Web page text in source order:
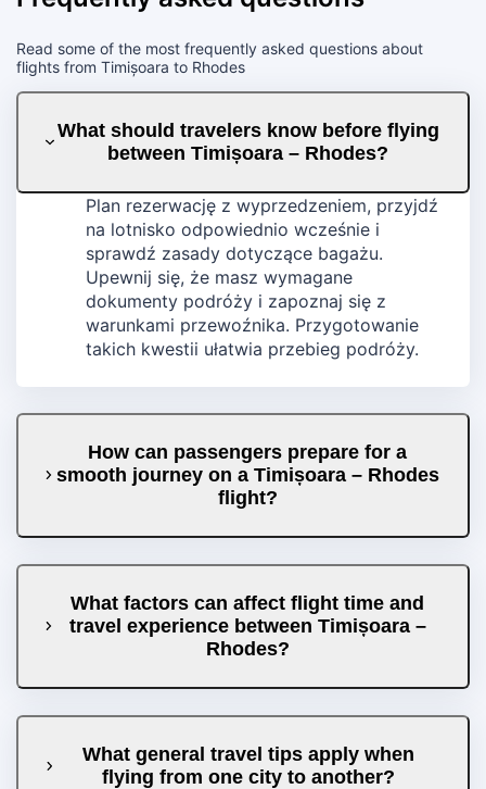
Read some of the most frequently asked questions about
flights from Timișoara to Rhodes
What should travelers know before flying
between Timișoara – Rhodes?
Plan rezerwację z wyprzedzeniem, przyjdź
na lotnisko odpowiednio wcześnie i
sprawdź zasady dotyczące bagażu.
Upewnij się, że masz wymagane
dokumenty podróży i zapoznaj się z
warunkami przewoźnika. Przygotowanie
takich kwestii ułatwia przebieg podróży.
How can passengers prepare for a
smooth journey on a Timișoara – Rhodes
flight?
What factors can affect flight time and
travel experience between Timișoara –
Rhodes?
What general travel tips apply when
flying from one city to another?